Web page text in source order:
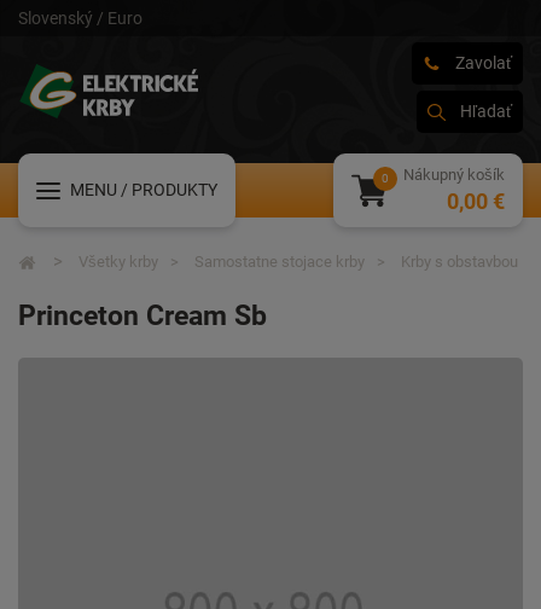
Slovenský / Euro
Zavolať
Hľadať
MENU / PRODUKTY
Nákupný košík
0,00 €
Princeton Cream Sb
Všetky krby Samostatne stojace krby Krby s obstavbou